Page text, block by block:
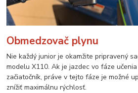
Obmedzovač plynu
Nie každý junior je okamžite pripravený
modelu X110. Ak je jazdec vo fáze
začiatočník, práve v tejto fáze je možné
znížiť maximálnu rýchlosť.